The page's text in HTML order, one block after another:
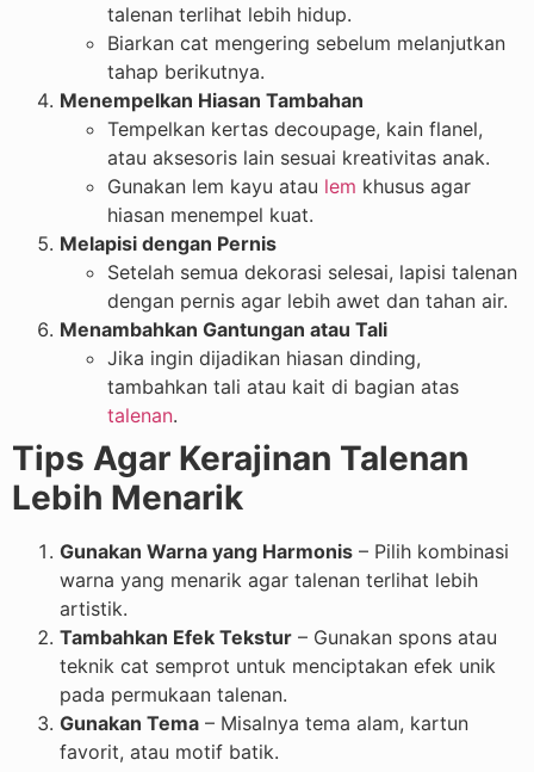
talenan terlihat lebih hidup.
Biarkan cat mengering sebelum melanjutkan
tahap berikutnya.
Menempelkan Hiasan Tambahan
Tempelkan kertas decoupage, kain flanel,
atau aksesoris lain sesuai kreativitas anak.
Gunakan lem kayu atau lem khusus agar
hiasan menempel kuat.
Melapisi dengan Pernis
Setelah semua dekorasi selesai, lapisi talenan
dengan pernis agar lebih awet dan tahan air.
Menambahkan Gantungan atau Tali
Jika ingin dijadikan hiasan dinding,
tambahkan tali atau kait di bagian atas
talenan.
Tips Agar Kerajinan Talenan
Lebih Menarik
Gunakan Warna yang Harmonis – Pilih kombinasi
warna yang menarik agar talenan terlihat lebih
artistik.
Tambahkan Efek Tekstur – Gunakan spons atau
teknik cat semprot untuk menciptakan efek unik
pada permukaan talenan.
Gunakan Tema – Misalnya tema alam, kartun
favorit, atau motif batik.